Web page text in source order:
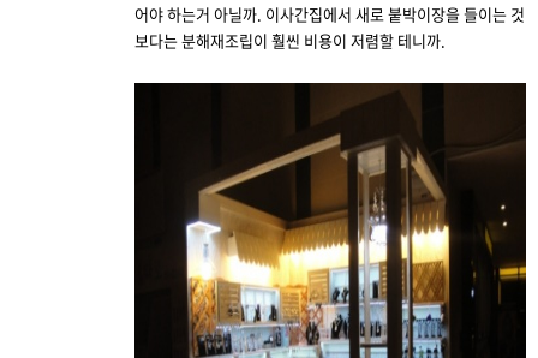
어야 하는거 아닐까. 이사간집에서 새로 붙박이장을 들이는 것
보다는 분해재조립이 훨씬 비용이 저렴할 테니까.